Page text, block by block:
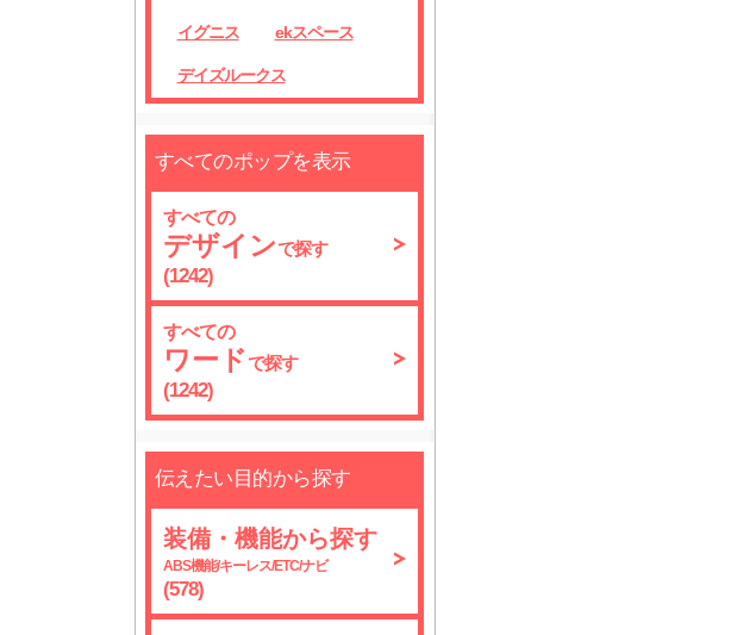
イグニス ekスペース
デイズルークス
すべてのポップを表示
すべての
デザインで探す
(1242)
すべての
ワード で探す
(1242)
伝えたい目的から探す
装備・機能から探す
ABS機能/キーレス/ETC/ナビ
(578)